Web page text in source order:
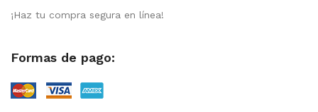
¡Haz tu compra segura en línea!
Formas de pago: